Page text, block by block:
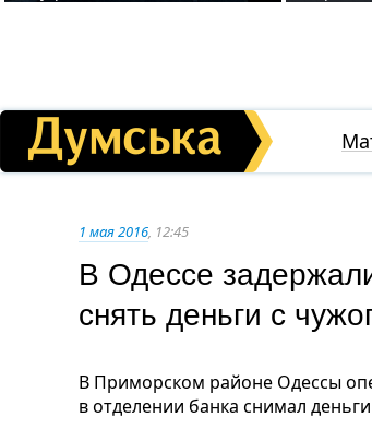
1 мая 2016, 12:45
В Одессе
снять деньги с
В Приморском районе Одессы
в отделении банка снимал